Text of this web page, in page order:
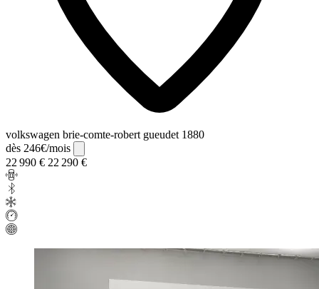
volkswagen brie-comte-robert gueudet 1880
dès 246€/mois
22 990 € 22 290 €